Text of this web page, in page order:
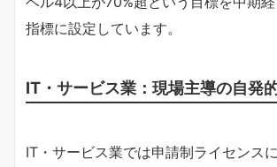
指標に設定しています。
IT・サービス業：現場主導の自発
IT・サービス業では申請制ライセンス